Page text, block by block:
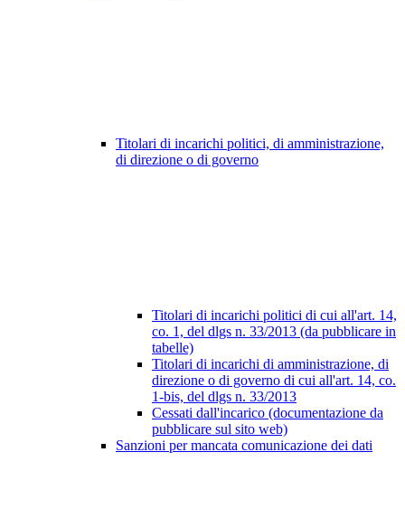
Titolari di incarichi politici, di amministrazione,
di direzione o di governo
Titolari di incarichi politici di cui all'art. 14,
co. 1, del dlgs n. 33/2013 (da pubblicare in
tabelle)
Titolari di incarichi di amministrazione, di
direzione o di governo di cui all'art. 14, co.
1-bis, del dlgs n. 33/2013
Cessati dall'incarico (documentazione da
pubblicare sul sito web)
Sanzioni per mancata comunicazione dei dati